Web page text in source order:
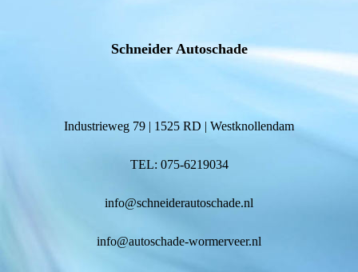
Schneider Autoschade
Industrieweg 79 | 1525 RD | Westknollendam
TEL: 075-6219034
info@schneiderautoschade.nl
info@autoschade-wormerveer.nl